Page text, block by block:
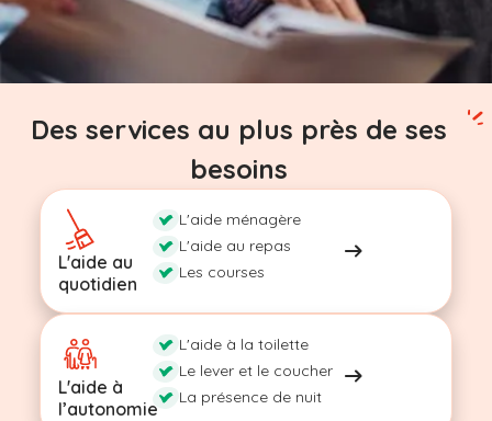
Des services au plus près de ses
besoins
L'aide au
quotidien
L'aide ménagère
L'aide au repas
Les courses
L'aide à
l’autonomie
L'aide à la toilette
Le lever et le coucher
La présence de nuit